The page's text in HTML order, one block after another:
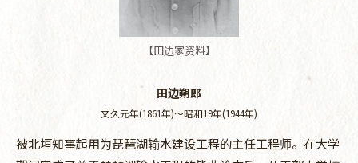
【田边家资料】
田边朔郎
文久元年(1861年)～昭和19年(1944年)
被北垣知事起用为琵琶湖输水建设工程的主任工程师。在大学